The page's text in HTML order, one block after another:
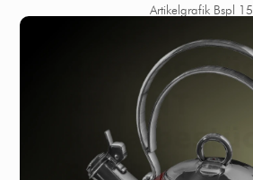
Artikelgrafik Bspl 15